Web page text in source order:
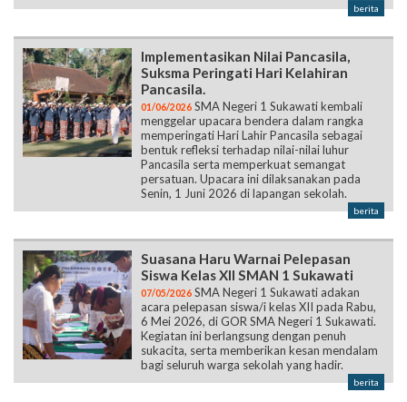
berita
Implementasikan Nilai Pancasila,
Suksma Peringati Hari Kelahiran
Pancasila.
01/06/2026 SMA Negeri 1 Sukawati kembali
menggelar upacara bendera dalam rangka
memperingati Hari Lahir Pancasila sebagai
bentuk refleksi terhadap nilai-nilai luhur
Pancasila serta memperkuat semangat
persatuan. Upacara ini dilaksanakan pada
Senin, 1 Juni 2026 di lapangan sekolah.
berita
Suasana Haru Warnai Pelepasan
Siswa Kelas XII SMAN 1 Sukawati
07/05/2026 SMA Negeri 1 Sukawati adakan
acara pelepasan siswa/i kelas XII pada Rabu,
6 Mei 2026, di GOR SMA Negeri 1 Sukawati.
Kegiatan ini berlangsung dengan penuh
sukacita, serta memberikan kesan mendalam
bagi seluruh warga sekolah yang hadir.
berita